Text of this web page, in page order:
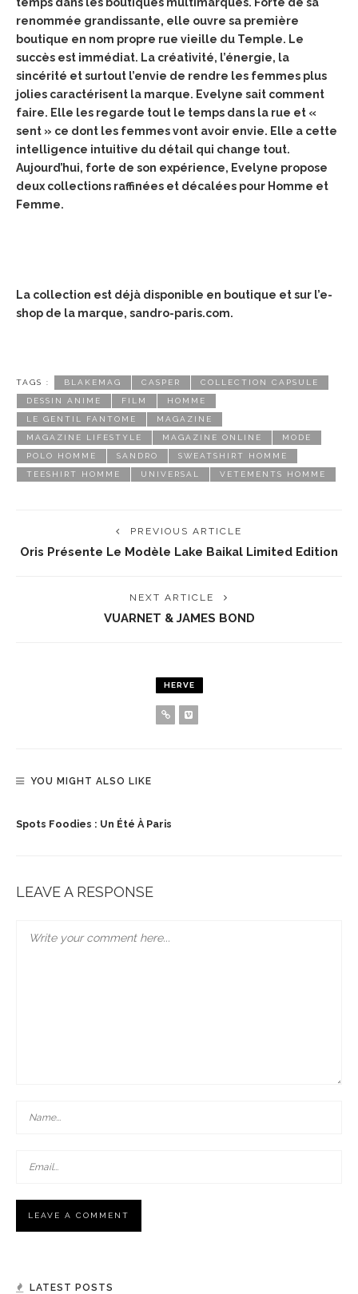
renommée grandissante, elle ouvre sa première
boutique en nom propre rue vieille du Temple. Le
succès est immédiat. La créativité, l’énergie, la
sincérité et surtout l’envie de rendre les femmes plus
jolies caractérisent la marque. Evelyne sait comment
faire. Elle les regarde tout le temps dans la rue et «
sent » ce dont les femmes vont avoir envie. Elle a cette
intelligence intuitive du détail qui change tout.
Aujourd’hui, forte de son expérience, Evelyne propose
deux collections raffinées et décalées pour Homme et
Femme.
La collection est déjà disponible en boutique et sur l’e-
shop de la marque, sandro-paris.com.
TAGS : BLAKEMAG CASPER COLLECTION CAPSULE
DESSIN ANIME FILM HOMME
LE GENTIL FANTOME MAGAZINE
MAGAZINE LIFESTYLE MAGAZINE ONLINE MODE
POLO HOMME SANDRO SWEATSHIRT HOMME
TEESHIRT HOMME UNIVERSAL VETEMENTS HOMME
PREVIOUS ARTICLE
Oris Présente Le Modèle Lake Baikal Limited Edition
NEXT ARTICLE
VUARNET & JAMES BOND
HERVE
YOU MIGHT ALSO LIKE
Spots Foodies : Un Été À Paris
LEAVE A RESPONSE
LATEST POSTS